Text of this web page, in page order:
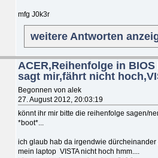
mfg J0k3r
weitere Antworten
ACER,Reihenfolge in
sagt mir,fährt nicht
Begonnen von alek
27. August 2012, 20:03:19
könnt ihr mir bitte die reihenfolge sagen/
*boot*...
ich glaub hab da irgendwie
mein laptop VISTA nicht hoch hmm....